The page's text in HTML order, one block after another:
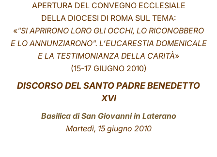
中文
LATINE
APERTURA DEL CONVEGNO ECCLESIALE
DELLA DIOCESI DI ROMA SUL TEMA:
«"SI APRIRONO LORO GLI OCCHI, LO RICONOBBERO
E LO ANNUNZIARONO". L’EUCARESTIA DOMENICALE
E LA TESTIMONIANZA DELLA CARITÀ»
(15-17 GIUGNO 2010)
DISCORSODEL SANTO PADRE BENEDETTO
XVI
Basilica di San Giovanni in Laterano
Martedì, 15 giugno 2010